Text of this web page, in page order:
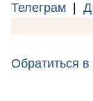
Телеграм
Обратиться